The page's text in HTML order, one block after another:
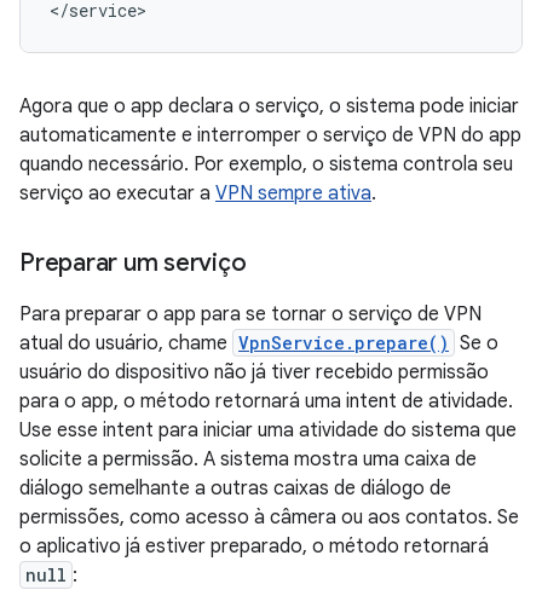
Agora que o app declara o serviço, o sistema pode iniciar
automaticamente e interromper o serviço de VPN do app
quando necessário. Por exemplo, o sistema controla seu
serviço ao executar a VPN sempre ativa.
Preparar um serviço
Para preparar o app para se tornar o serviço de VPN
atual do usuário, chame VpnService.prepare() Se o
usuário do dispositivo não já tiver recebido permissão
para o app, o método retornará uma intent de atividade.
Use esse intent para iniciar uma atividade do sistema que
solicite a permissão. A sistema mostra uma caixa de
diálogo semelhante a outras caixas de diálogo de
permissões, como acesso à câmera ou aos contatos. Se
o aplicativo já estiver preparado, o método retornará
null :